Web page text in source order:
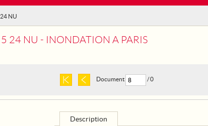
NU
24 NU - INONDATION A PARIS
Document / 0
Description